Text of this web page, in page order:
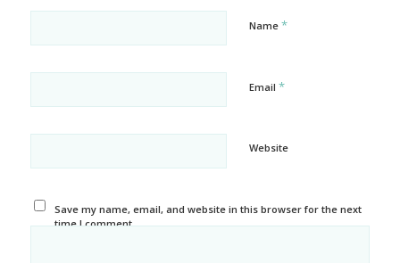
Name *
Email *
Website
Save my name, email, and website in this browser for the next
time I comment.